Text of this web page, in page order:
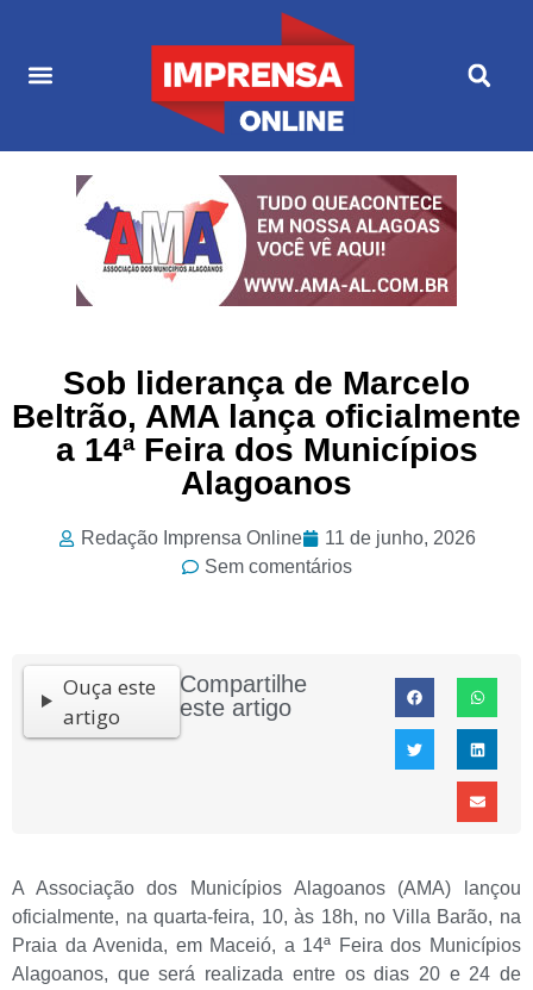
Sob liderança de Marcelo
Beltrão, AMA lança oficialmente
a 14ª Feira dos Municípios
Alagoanos
Redação Imprensa Online
11 de junho, 2026
Sem comentários
Ouça este
artigo
Compartilhe
este artigo
A Associação dos Municípios Alagoanos (AMA) lançou
oficialmente, na quarta-feira, 10, às 18h, no Villa Barão, na
Praia da Avenida, em Maceió, a 14ª Feira dos Municípios
Alagoanos, que será realizada entre os dias 20 e 24 de